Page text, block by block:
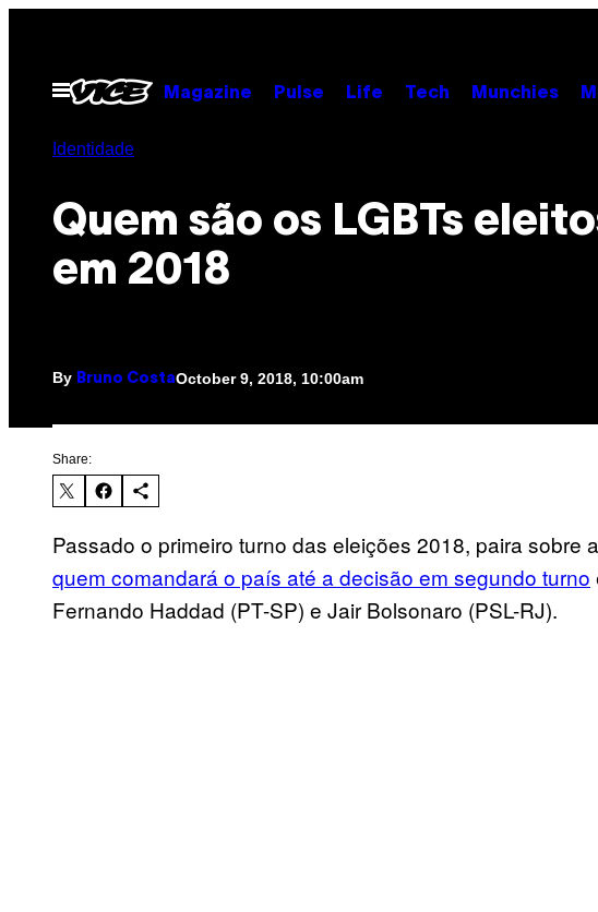
contentOpen
Menu
Magazine Pulse Life Tech Munchies
Identidade
Quem são os LGBTs
em 2018
By Bruno CostaOctober 9, 2018, 10:00am
Share:
Passado o primeiro turno das eleições 2018, paira sobre
quem comandará o país até a decisão em segundo turno
Fernando Haddad (PT-SP) e Jair Bolsonaro (PSL-RJ).